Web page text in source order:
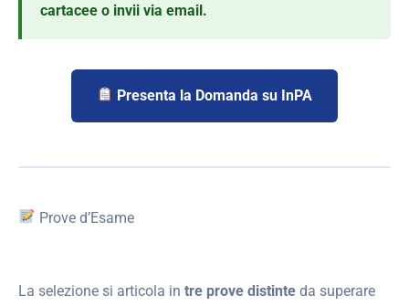
cartacee o invii via email.
Presenta la Domanda su InPA
Prove d’Esame
La selezione si articola in tre prove distinte da superare